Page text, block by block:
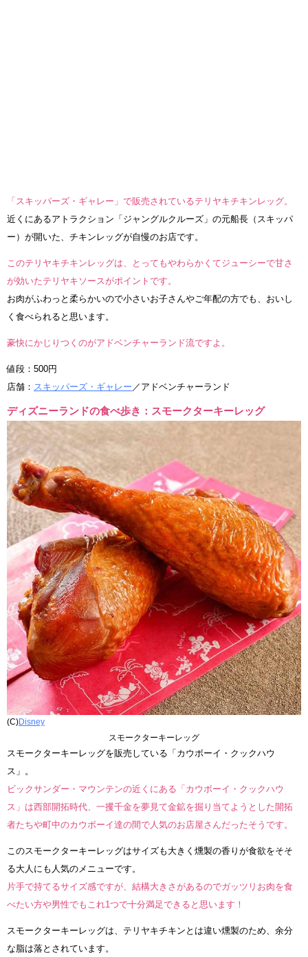
「スキッパーズ・ギャレー」で販売されているテリヤキチキンレッグ。
近くにあるアトラクション「ジャングルクルーズ」の元船長（スキッパ
ー）が開いた、チキンレッグが自慢のお店です。
このテリヤキチキンレッグは、とってもやわらかくてジューシーで甘さ
が効いたテリヤキソースがポイントです。
お肉がふわっと柔らかいので小さいお子さんやご年配の方でも、おいし
く食べられると思います。
豪快にかじりつくのがアドベンチャーランド流ですよ。
値段：500円
店舗： スキッパーズ・ギャレー ／アドベンチャーランド
ディズニーランドの食べ歩き：スモークターキーレッグ
(C)Disney
スモークターキーレッグ
スモークターキーレッグを販売している「カウボーイ・クックハウ
ス」。
ビックサンダー・マウンテンの近くにある「カウボーイ・クックハウ
ス」は西部開拓時代、一攫千金を夢見て金鉱を掘り当てようとした開拓
者たちや町中のカウボーイ達の間で人気のお店屋さんだったそうです。
このスモークターキーレッグはサイズも大きく燻製の香りが食欲をそそ
る大人にも人気のメニューです。
片手で持てるサイズ感ですが、結構大きさがあるのでガッツリお肉を食
べたい方や男性でもこれ1つで十分満足できると思います！
スモークターキーレッグは、テリヤキチキンとは違い燻製のため、余分
な脂は落とされています。